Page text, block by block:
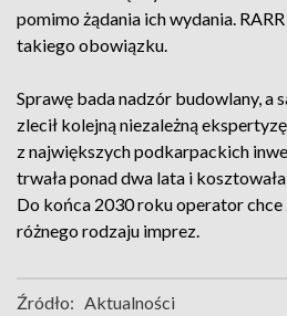
pomimo żądania ich wydania.
takiego obowiązku.
Sprawę bada nadzór budowlany, a
zlecił kolejną niezależną
z największych podkarpackich
trwała ponad dwa lata i
Do końca 2030 roku operator
różnego rodzaju imprez.
Źródło: Aktualności